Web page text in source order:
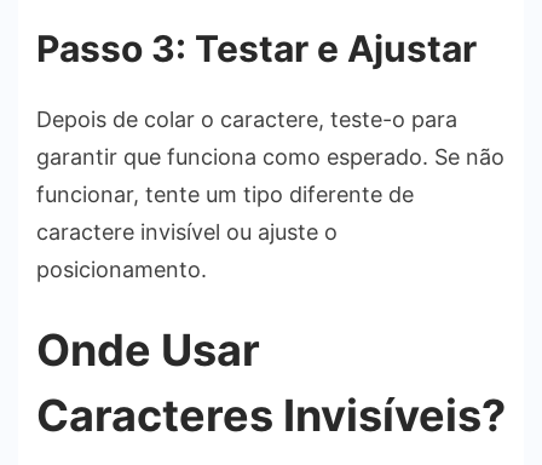
Passo 3: Testar e Ajustar
Depois de colar o caractere, teste-o para
garantir que funciona como esperado. Se não
funcionar, tente um tipo diferente de
caractere invisível ou ajuste o
posicionamento.
Onde Usar
Caracteres Invisíveis?